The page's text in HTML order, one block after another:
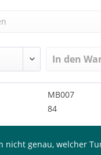
In den
MB007
84
nicht genau, welcher